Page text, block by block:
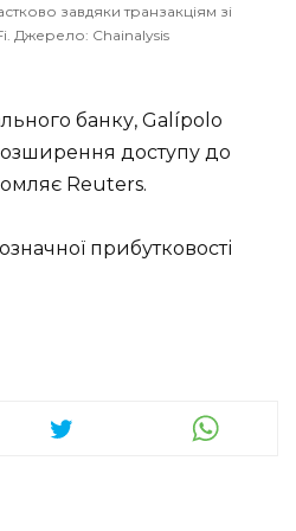
завдяки транзакціям зі
Джерело: Chainalysis
банку, Galípolo
доступу до
Reuters.
прибутковості